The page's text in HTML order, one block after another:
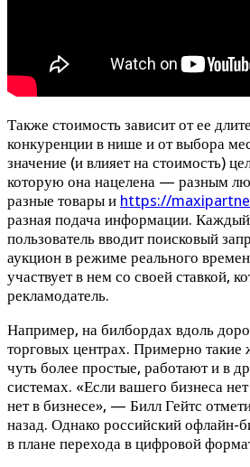
Также стоимость зависит от ее
конкуренции в нише и от выбора
значение (и влияет на стоимость)
которую она нацелена — разным
разные товары и https://
разная подача информации. Каждый
пользователь вводит поисковый
аукцион в режиме реального
участвует в нем со своей ставкой,
рекламодатель.
Например, на билбордах вдоль
торговых центрах. Примерно такие
чуть более простые, работают и в
системах. «Если вашего бизнеса нет
нет в бизнесе», — Билл Гейтс
назад. Однако российский офлайн-
в плане перехода в цифровой